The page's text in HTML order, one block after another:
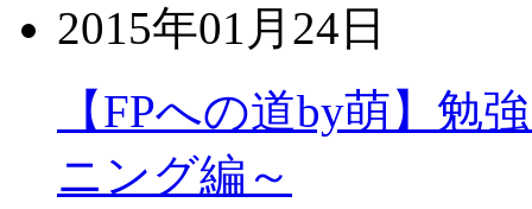
2015年01月24日
【FPへの道by萌】勉
ニング編～